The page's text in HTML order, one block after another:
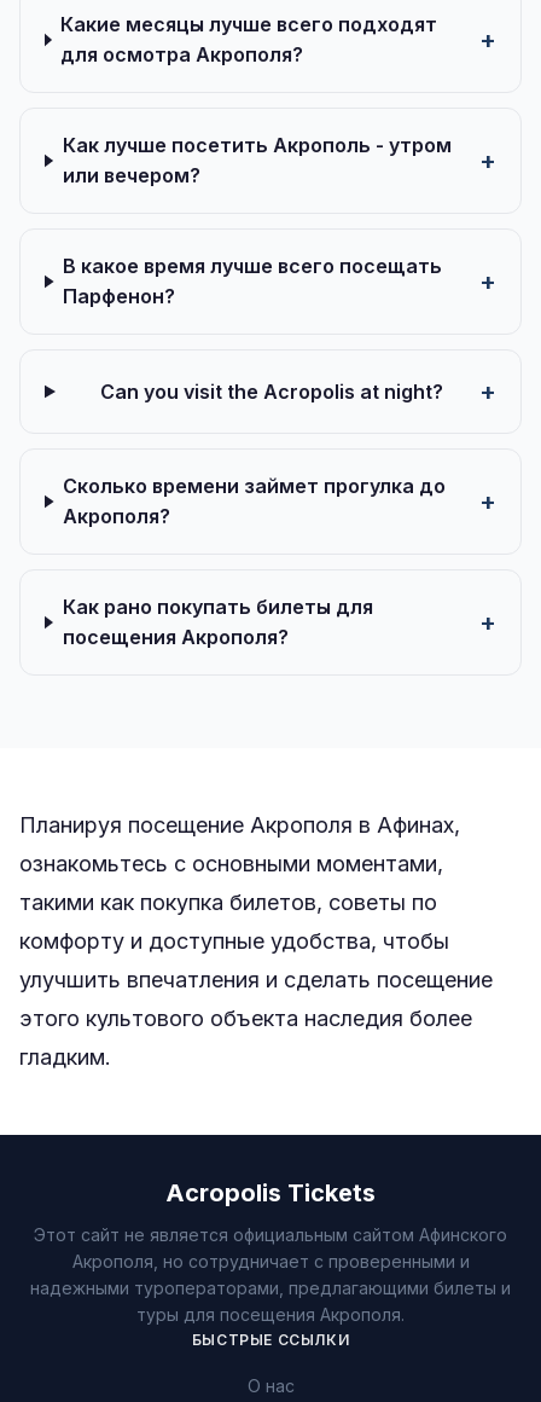
Какие месяцы лучше всего подходят
для осмотра Акрополя?
Как лучше посетить Акрополь - утром
или вечером?
В какое время лучше всего посещать
Парфенон?
Can you visit the Acropolis at night?
Сколько времени займет прогулка до
Акрополя?
Как рано покупать билеты для
посещения Акрополя?
Планируя посещение Акрополя в Афинах,
ознакомьтесь с основными моментами,
такими как покупка билетов, советы по
комфорту и доступные удобства, чтобы
улучшить впечатления и сделать посещение
этого культового объекта наследия более
гладким.
Acropolis Tickets
Этот сайт не является официальным сайтом Афинского
Акрополя, но сотрудничает с проверенными и
надежными туроператорами, предлагающими билеты и
туры для посещения Акрополя.
БЫСТРЫЕ ССЫЛКИ
О нас